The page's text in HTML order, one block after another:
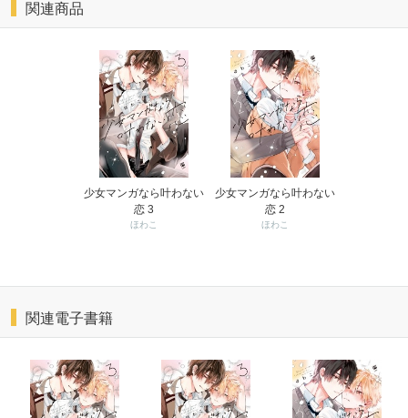
関連商品
少女マンガなら叶わない
恋 3
ほわこ
少女マンガなら叶わない
恋 2
ほわこ
関連電子書籍